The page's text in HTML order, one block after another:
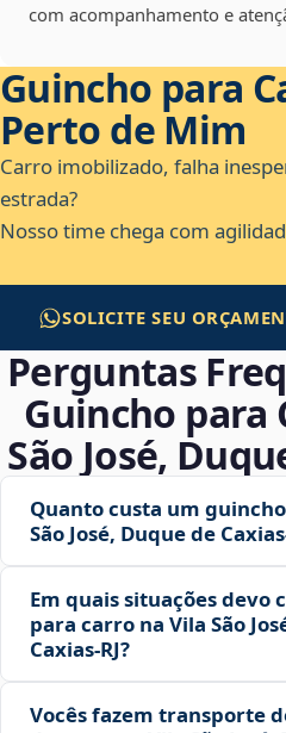
com acompanhamento e
Guincho para
Perto de Mim
Carro imobilizado, falha
estrada?
Nosso time chega com
SOLICITE SEU
Perguntas
Guincho para
São José,
Quanto custa um
São José, Duque de
Em quais situações devo
para carro na Vila São
Caxias‑RJ?
Vocês fazem transporte